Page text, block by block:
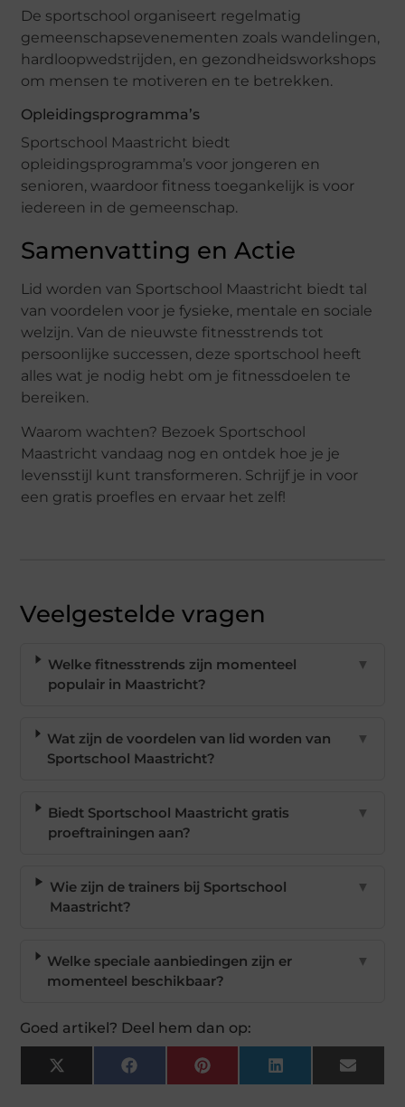
De sportschool organiseert regelmatig
gemeenschapsevenementen zoals wandelingen,
hardloopwedstrijden, en gezondheidsworkshops
om mensen te motiveren en te betrekken.
Opleidingsprogramma’s
Sportschool Maastricht biedt
opleidingsprogramma’s voor jongeren en
senioren, waardoor fitness toegankelijk is voor
iedereen in de gemeenschap.
Samenvatting en Actie
Lid worden van Sportschool Maastricht biedt tal
van voordelen voor je fysieke, mentale en sociale
welzijn. Van de nieuwste fitnesstrends tot
persoonlijke successen, deze sportschool heeft
alles wat je nodig hebt om je fitnessdoelen te
bereiken.
Waarom wachten? Bezoek Sportschool
Maastricht vandaag nog en ontdek hoe je je
levensstijl kunt transformeren. Schrijf je in voor
een gratis proefles en ervaar het zelf!
Veelgestelde vragen
Welke fitnesstrends zijn momenteel
populair in Maastricht?
▼
Wat zijn de voordelen van lid worden van
Sportschool Maastricht?
▼
Biedt Sportschool Maastricht gratis
proeftrainingen aan?
▼
Wie zijn de trainers bij Sportschool
Maastricht?
▼
Welke speciale aanbiedingen zijn er
momenteel beschikbaar?
▼
Goed artikel? Deel hem dan op:
X
(Twitter)
FacebookPinterest LinkedIn Email